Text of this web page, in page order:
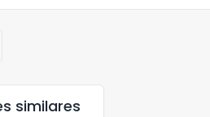
similares